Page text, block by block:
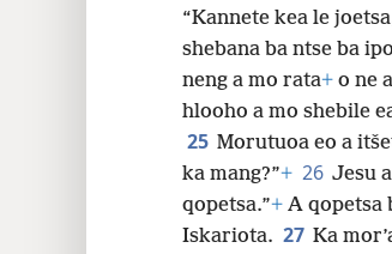
“Kannete kea le
shebana ba ntse ba
neng a mo rata+ o ne
hlooho a mo shebile
25 Morutuoa eo a
ka mang?”+ 26 Jesu
qopetsa.”+ A qopetsa
Iskariota. 27 Ka